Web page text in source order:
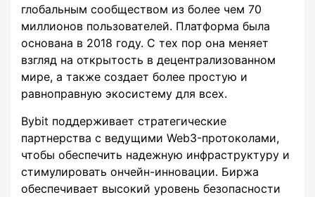
глобальным сообществом из более чем 70
миллионов пользователей. Платформа была
основана в 2018 году. С тех пор она меняет
взгляд на открытость в децентрализованном
мире, а также создает более простую и
равноправную экосистему для всех.
Bybit поддерживает стратегические
партнерства с ведущими Web3-протоколами,
чтобы обеспечить надежную инфраструктуру и
стимулировать ончейн-инновации. Биржа
обеспечивает высокий уровень безопасности